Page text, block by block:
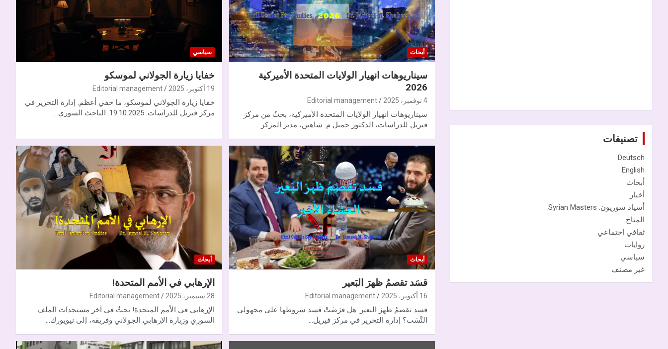
أبحاث
سيناريوهات انهيار الولايات المتحدة الأميركية
2026
4 نوفمبر، 2025 Editorial management
سيناريوهات انهيار الولايات المتحدة الأميركية، بحثٌ من مركز
فيريل للدراسات، الدكتور جميل م. شاهين، مدير المركز.…
سياسي
خفايا زيارة الجولاني لموسكو
19 أكتوبر، 2025 Editorial management
خفايا زيارة الجولاني لموسكو، ما خفي أعظم. إدارة التحرير في
مركز فيريل للدراسات. 19.10.2025. الباحث السوري…
أبحاث
قسَد تقصمُ ظهرَ البَعير
16 أكتوبر، 2025 Editorial management
قسد تقصمُ ظهرَ البعير. هل فرَضَتْ قسد شروطها على مجهولي
النَّسَب؟ إدارة التحرير في مركز فيريل…
أبحاث
الإرهابي في الأمم المتحدة!
28 سبتمبر، 2025 Editorial management
الإرهابي في الأمم المتحدة! بحثٌ في آخر مستجدات الملف
السوري وزيارة الإرهابي الجولاني وفريقه، إلى نيويورك…
تصنيفات
Deutsch
English
أبحاث
أخبار
أسياد سوريون. Syrian Masters
المناخ
ثقافي اجتماعي
روايات
سياسي
غير مصنف